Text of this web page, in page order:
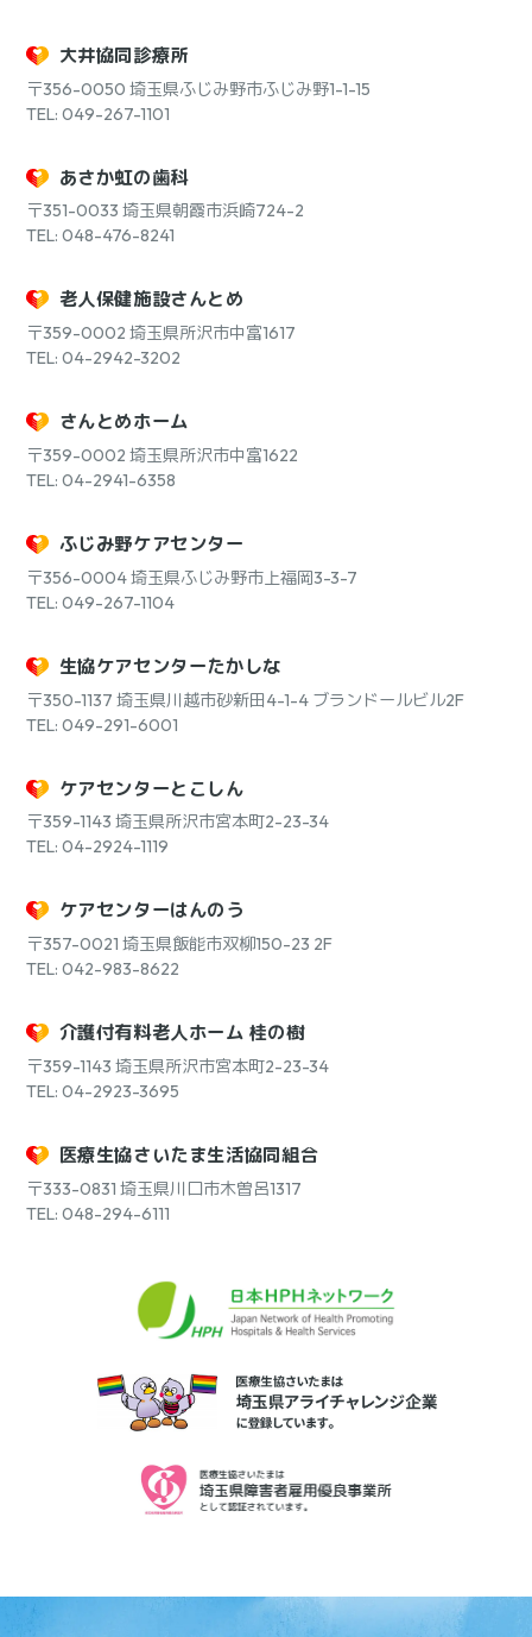
大井協同診療所
〒356-0050 埼玉県ふじみ野市ふじみ野1-1-15
TEL: 049-267-1101
あさか虹の歯科
〒351-0033 埼玉県朝霞市浜崎724-2
TEL: 048-476-8241
老人保健施設さんとめ
〒359-0002 埼玉県所沢市中富1617
TEL: 04-2942-3202
さんとめホーム
〒359-0002 埼玉県所沢市中富1622
TEL: 04-2941-6358
ふじみ野ケアセンター
〒356-0004埼玉県ふじみ野市上福岡3-3-7
TEL: 049-267-1104
生協ケアセンターたかしな
〒350-1137 埼玉県川越市砂新田4-1-4 ブランドールビル2F
TEL: 049-291-6001
ケアセンターとこしん
〒359-1143 埼玉県所沢市宮本町2-23-34
TEL: 04-2924-1119
ケアセンターはんのう
〒357-0021 埼玉県飯能市双柳150-23 2F
TEL: 042-983-8622
介護付有料老人ホーム 桂の樹
〒359-1143 埼玉県所沢市宮本町2-23-34
TEL: 04-2923-3695
医療生協さいたま生活協同組合
〒333-0831 埼玉県川口市木曽呂1317
TEL: 048-294-6111